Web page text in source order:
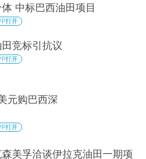
中标巴西油田项目
打开
竞标引抗议
打开
元购巴西深
打开
美孚洽谈伊拉克油田一期项